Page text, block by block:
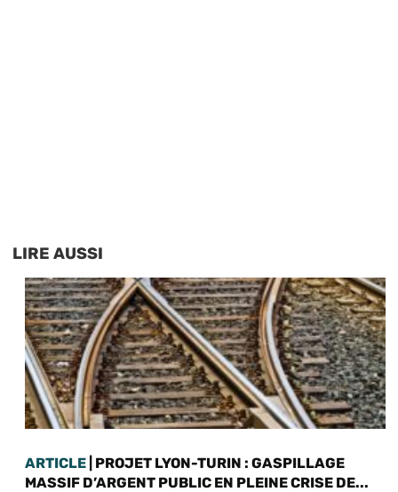
LIRE AUSSI
ARTICLE | PROJET LYON-TURIN : GASPILLAGE
MASSIF D’ARGENT PUBLIC EN PLEINE CRISE DE...